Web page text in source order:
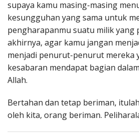
supaya kamu masing-masing
kesungguhan yang sama untuk
pengharapanmu suatu milik yang
akhirnya, agar kamu jangan
menjadi penurut-penurut mereka
kesabaran mendapat bagian
Allah.
Bertahan dan tetap beriman,
oleh kita, orang beriman.